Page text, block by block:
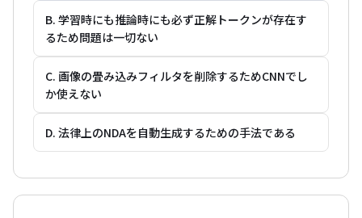
B. 学習時にも推論時にも必ず正解トークンが存在す
るため問題は一切ない
C. 画像の畳み込みフィルタを削除するためCNNでし
か使えない
D. 法律上のNDAを自動生成するための手法である